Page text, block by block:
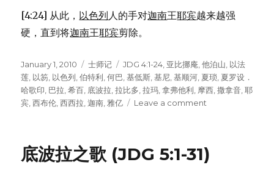
[4:24] 从此， 以色列人的手对迦南王耶宾越来越强
硬，直到将迦南王耶宾剪除。
Posted
on
January 1, 2010 Categories
士师记 Tags
JDG 4:1-24 亚比挪庵 ,他泊山 以法
莲 以笏 以色列 ,伯特利 ,何巴 ,基低斯 ,基尼 ,基顺河 夏琐 夏罗设．
哈歌印 巴拉 ,希百 底波拉 ,拉比多 ,拉玛 ,拿弗他利 摩西 ,撒拿音 ,耶
宾 ,西布伦 ,西西拉 ,迦南 雅亿 Leave a comment
和
底波拉之歌 (JDG 5:1-31)